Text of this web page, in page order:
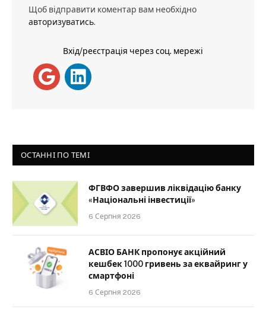
Щоб відправити коментар вам необхідно
авторизуватись.
Вхід/реєстрація через соц. мережі
ОСТАННІ ПО ТЕМІ
ФГВФО завершив ліквідацію банку
«Національні інвестиції»
6 Серпня 2026
АСВІО БАНК пропонує акційний
кешбек 1000 гривень за еквайринг у
смартфоні
6 Серпня 2026